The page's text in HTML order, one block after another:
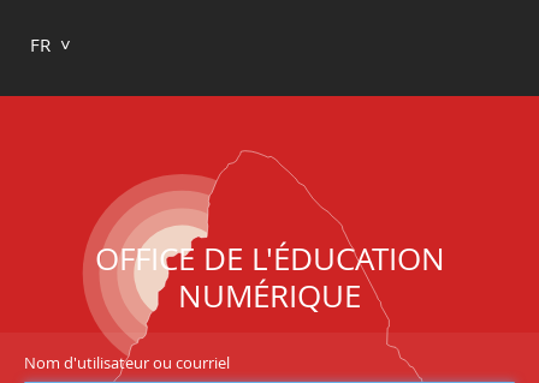
FR
OFFICE DE L'ÉDUCATION
NUMÉRIQUE
Nom d'utilisateur ou courriel